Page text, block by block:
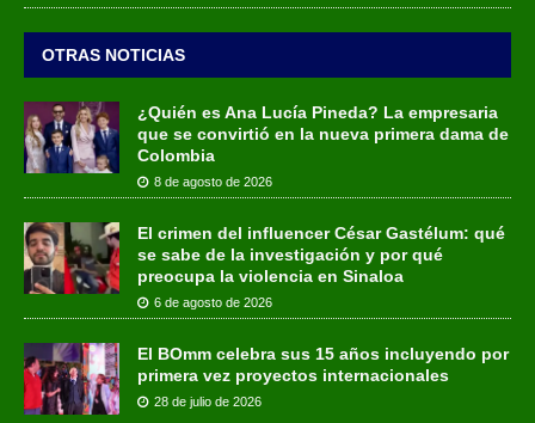
OTRAS NOTICIAS
¿Quién es Ana Lucía Pineda? La empresaria
que se convirtió en la nueva primera dama de
Colombia
8 de agosto de 2026
El crimen del influencer César Gastélum: qué
se sabe de la investigación y por qué
preocupa la violencia en Sinaloa
6 de agosto de 2026
El BOmm celebra sus 15 años incluyendo por
primera vez proyectos internacionales
28 de julio de 2026